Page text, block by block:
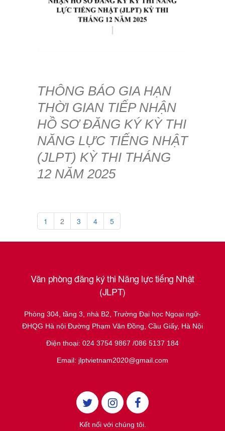
THÔNG BÁO GIA HẠN
THỜI GIAN TIẾP NHẬN
HỒ SƠ ĐĂNG KÝ KỲ THI
NĂNG LỰC TIẾNG NHẬT
(JLPT) KỲ THI THÁNG
12 NĂM 2025
1 2 3 4 5
Văn phòng đăng ký thi Năng lực tiếng Nhật
(JLPT)
Phòng 304, tầng 3, nhà B2, Trường Đại học Ngoại ngữ-
ĐHQG Hà nội Đường Phạm Văn Đồng, Cầu Giấy, Hà Nội
Điện thoại: 024 3754 9867 /086 5137 184
Email: jlptvietnam2020@gmail.com
Kết nối với chúng tôi.